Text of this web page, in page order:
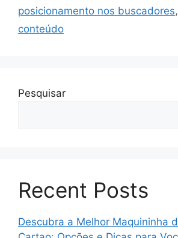
posicionamento nos buscadores,
conteúdo
Pesquisar
Recent Posts
Descubra a Melhor Maquininha